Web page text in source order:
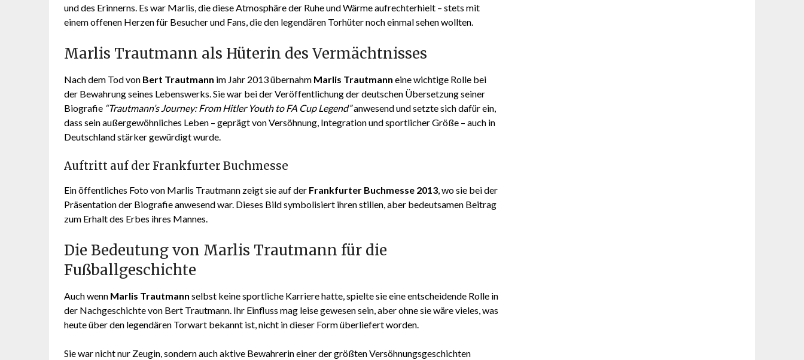
und des Erinnerns. Es war Marlis, die diese Atmosphäre der Ruhe und Wärme aufrechterhielt – stets mit
einem offenen Herzen für Besucher und Fans, die den legendären Torhüter noch einmal sehen wollten.
Marlis Trautmann als Hüterin des Vermächtnisses
Nach dem Tod von Bert Trautmann im Jahr 2013 übernahm Marlis Trautmann eine wichtige Rolle bei
der Bewahrung seines Lebenswerks. Sie war bei der Veröffentlichung der deutschen Übersetzung seiner
Biografie “Trautmann’s Journey: From Hitler Youth to FA Cup Legend”anwesend und setzte sich dafür ein,
dass sein außergewöhnliches Leben – geprägt von Versöhnung, Integration und sportlicher Größe – auch in
Deutschland stärker gewürdigt wurde.
Auftritt auf der Frankfurter Buchmesse
Ein öffentliches Foto von Marlis Trautmann zeigt sie auf der Frankfurter Buchmesse 2013, wo sie bei der
Präsentation der Biografie anwesend war. Dieses Bild symbolisiert ihren stillen, aber bedeutsamen Beitrag
zum Erhalt des Erbes ihres Mannes.
Die Bedeutung von Marlis Trautmann für die
Fußballgeschichte
Auch wenn Marlis Trautmann selbst keine sportliche Karriere hatte, spielte sie eine entscheidende Rolle in
der Nachgeschichte von Bert Trautmann. Ihr Einfluss mag leise gewesen sein, aber ohne sie wäre vieles, was
heute über den legendären Torwart bekannt ist, nicht in dieser Form überliefert worden.
Sie war nicht nur Zeugin, sondern auch aktive Bewahrerin einer der größten Versöhnungsgeschichten